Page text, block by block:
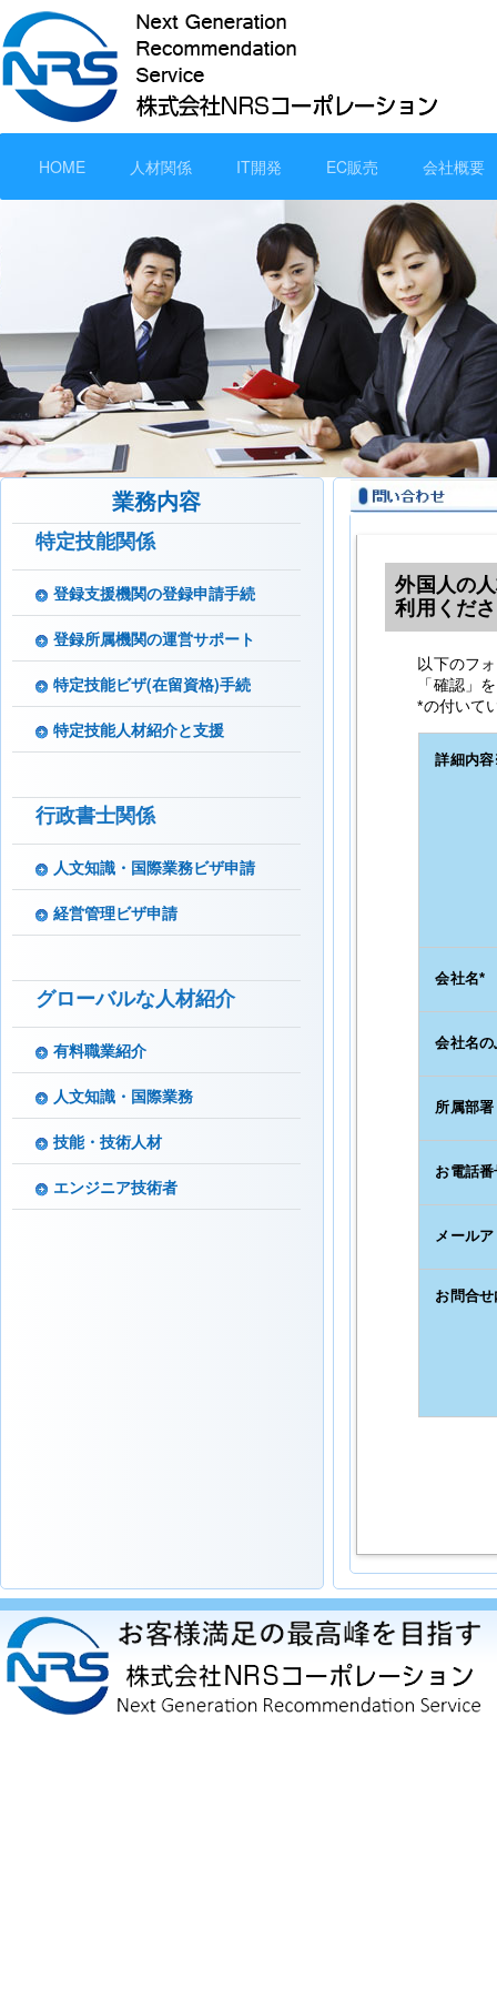
HOME 人材関係 IT開発 EC販売 会社概要
1
業務内容
特定技能関係
登録支援機関の登録申請手続
登録所属機関の運営サポート
特定技能ビザ(在留資格)手続
特定技能人材紹介と支援
行政書士関係
人文知識・国際業務ビザ申請
経営管理ビザ申請
グローバルな人材紹介
有料職業紹介
人文知識・国際業務
技能・技術人材
エンジニア技術者